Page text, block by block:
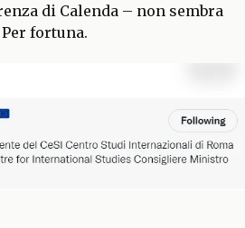
di Calenda – non sembra
fortuna.